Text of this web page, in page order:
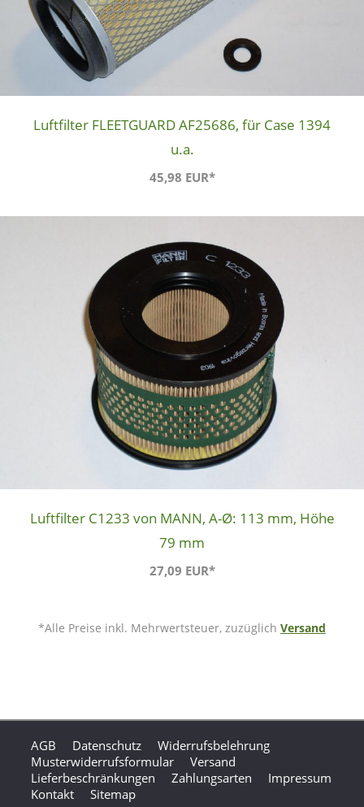
Luftfilter FLEETGUARD AF25686, für Case 1394
u.a.
45,98 EUR*
Luftfilter C1233 von MANN, A-Ø: 113 mm, Höhe
79 mm
27,09 EUR*
*Alle Preise inkl. Mehrwertsteuer, zuzüglich Versand
AGB Datenschutz
Widerrufsbelehrung
Musterwiderrufsformular
Versand
Lieferbeschränkungen
Zahlungsarten
Impressum
Kontakt
Sitemap